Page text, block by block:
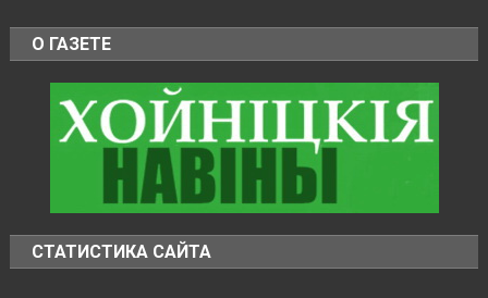
О ГАЗЕТЕ
СТАТИСТИКА САЙТА